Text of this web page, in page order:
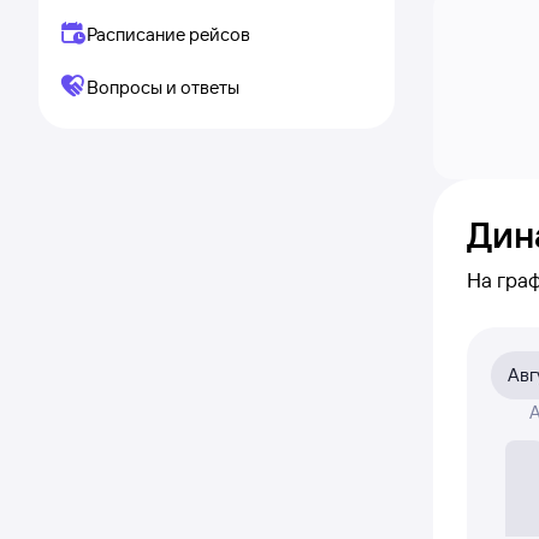
Расписание рейсов
Вопросы и ответы
На
На